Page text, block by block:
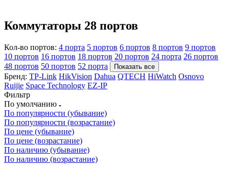
Коммутаторы 28 портов
Кол-во портов: 4 порта 5 портов 6 портов 8 портов 9 портов
10 портов 16 портов 18 портов 20 портов 24 порта 26 портов
48 портов 50 портов 52 порта Показать все
Бренд: TP-Link HikVision Dahua QTECH HiWatch Osnovo
Ruijie Space Technology EZ-IP
Фильтр
По умолчанию
По популярности (убывание)
По популярности (возрастание)
По цене (убывание)
По цене (возрастание)
По наличию (убывание)
По наличию (возрастание)